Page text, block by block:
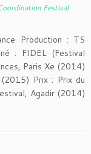
Festival
Production : TS
: FIDEL (Festival
Paris Xe (2014)
(2015) Prix : Prix du
Agadir (2014)